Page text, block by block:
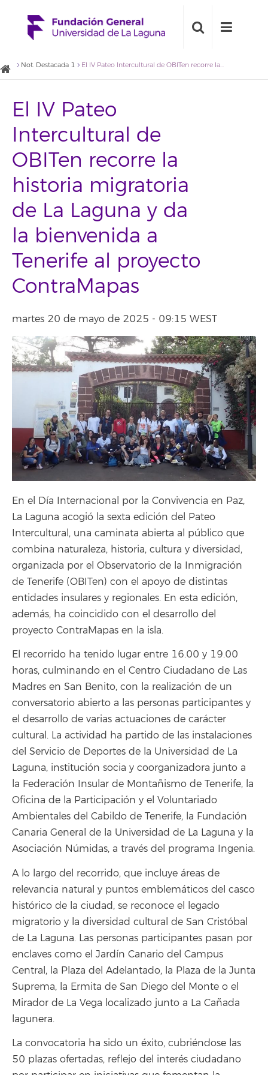
Not. Destacada 1 El IV Pateo Intercultural de OBITen recorre la historia migratoria de La Laguna y da la bienvenida a Tenerife al proyecto ContraMapas
El IV Pateo
Intercultural de
OBITen recorre la
historia migratoria
de La Laguna y da
la bienvenida a
Tenerife al proyecto
ContraMapas
martes 20 de mayo de 2025 - 09:15 WEST
En el Día Internacional por la Convivencia en Paz,
La Laguna acogió la sexta edición del Pateo
Intercultural, una caminata abierta al público que
combina naturaleza, historia, cultura y diversidad,
organizada por el Observatorio de la Inmigración
de Tenerife (OBITen) con el apoyo de distintas
entidades insulares y regionales. En esta edición,
además, ha coincidido con el desarrollo del
proyecto ContraMapas en la isla.
El recorrido ha tenido lugar entre 16.00 y 19.00
horas, culminando en el Centro Ciudadano de Las
Madres en San Benito, con la realización de un
conversatorio abierto a las personas participantes y
el desarrollo de varias actuaciones de carácter
cultural. La actividad ha partido de las instalaciones
del Servicio de Deportes de la Universidad de La
Laguna, institución socia y coorganizadora junto a
la Federación Insular de Montañismo de Tenerife, la
Oficina de la Participación y el Voluntariado
Ambientales del Cabildo de Tenerife, la Fundación
Canaria General de la Universidad de La Laguna y la
Asociación Númidas, a través del programa Ingenia.
A lo largo del recorrido, que incluye áreas de
relevancia natural y puntos emblemáticos del casco
histórico de la ciudad, se reconoce el legado
migratorio y la diversidad cultural de San Cristóbal
de La Laguna. Las personas participantes pasan por
enclaves como el Jardín Canario del Campus
Central, la Plaza del Adelantado, la Plaza de la Junta
Suprema, la Ermita de San Diego del Monte o el
Mirador de La Vega localizado junto a La Cañada
lagunera.
La convocatoria ha sido un éxito, cubriéndose las
50 plazas ofertadas, reflejo del interés ciudadano